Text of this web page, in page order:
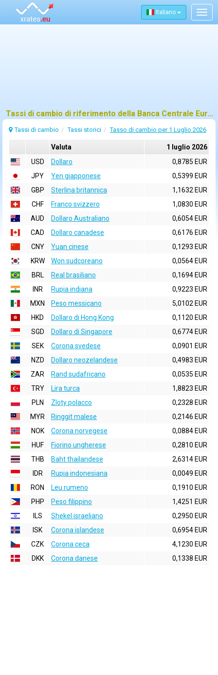
Italiano
Tassi di cambio di riferimento della Banca Centrale Europea (BCE) per 1 luglio 2026
Tassi di cambio Tassi storici Tasso di cambio per 1 Luglio 2026
Valuta
1 luglio 2026
USD
Dollaro
0,8785 EUR
JPY
Yen giapponese
0,5399 EUR
GBP
Sterlina britannica
1,1632 EUR
CHF
Franco svizzero
1,0830 EUR
AUD
Dollaro Australiano
0,6054 EUR
CAD
Dollaro canadese
0,6176 EUR
CNY
Yuan cinese
0,1293 EUR
KRW
Won sudcoreano
0,0564 EUR
BRL
Real brasiliano
0,1694 EUR
INR
Rupia indiana
0,9223 EUR
MXN
Peso messicano
5,0102 EUR
HKD
Dollaro di Hong Kong
0,1120 EUR
SGD
Dollaro di Singapore
0,6774 EUR
SEK
Corona svedese
0,0901 EUR
NZD
Dollaro neozelandese
0,4983 EUR
ZAR
Rand sudafricano
0,0535 EUR
TRY
Lira turca
1,8823 EUR
PLN
Zloty polacco
0,2328 EUR
MYR
Ringgit malese
0,2146 EUR
NOK
Corona norvegese
0,0884 EUR
HUF
Fiorino ungherese
0,2810 EUR
THB
Baht thailandese
2,6314 EUR
IDR
Rupia indonesiana
0,0049 EUR
RON
Leu rumeno
0,1910 EUR
PHP
Peso filippino
1,4251 EUR
ILS
Shekel israeliano
0,2950 EUR
ISK
Corona islandese
0,6954 EUR
CZK
Corona ceca
4,1230 EUR
DKK
Corona danese 0,1338 EUR